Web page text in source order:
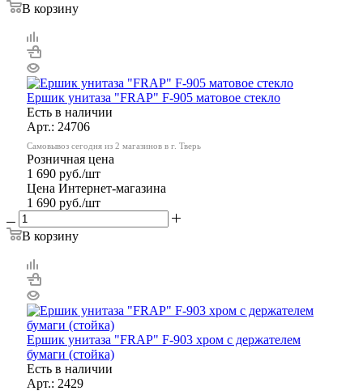
В корзину
Ершик унитаза "FRAP" F-905 матовое стекло
Есть в наличии
Арт.: 24706
Самовывоз сегодня из 2 магазинов в г. Тверь
Розничная цена
1 690 руб./шт
Цена Интернет-магазина
1 690 руб./шт
В корзину
Ершик унитаза "FRAP" F-903 хром с держателем
бумаги (стойка)
Есть в наличии
Арт.: 2429